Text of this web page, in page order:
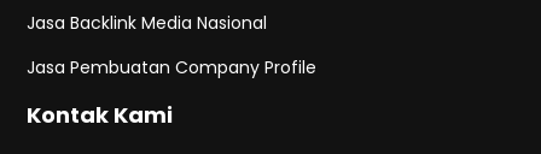
Jasa Backlink Media Nasional
Jasa Pembuatan Company Profile
Kontak Kami